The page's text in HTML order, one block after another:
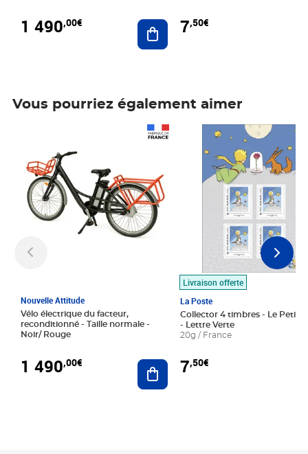
1 490,00€ Ajouter au panier
7,50€
Vous pourriez également aimer
Nouvelle Attitude
Vélo électrique du facteur,
reconditionné - Taille normale -
Noir/ Rouge
1 490,00€ Ajouter au panier
Livraison offerte
La Poste
Collector 4 timbres - Le Petit
- Lettre Verte
20g / France
7,50€
Prix 7,50€